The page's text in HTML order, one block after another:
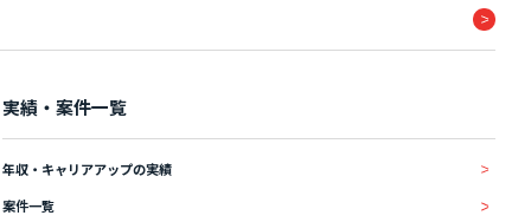
実績・案件一覧
年収・キャリアアップの実績
案件一覧